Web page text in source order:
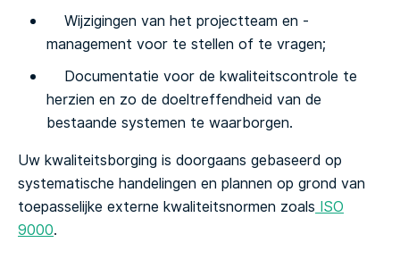
Wijzigingen van het projectteam en -
management voor te stellen of te vragen;
Documentatie voor de kwaliteitscontrole te
herzien en zo de doeltreffendheid van de
bestaande systemen te waarborgen.
Uw kwaliteitsborging is doorgaans gebaseerd op
systematische handelingen en plannen op grond van
toepasselijke externe kwaliteitsnormen zoals ISO
9000.